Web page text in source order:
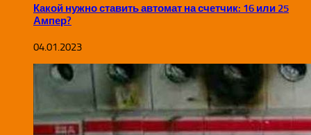
Какой нужно ставить автомат на счетчик: 16 или 25
Ампер?
04.01.2023